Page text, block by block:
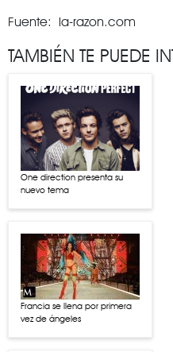
Fuente: la-razon.com
TAMBIÉN TE PUEDE
One direction presenta su
nuevo tema
Francia se llena por primera
vez de ángeles